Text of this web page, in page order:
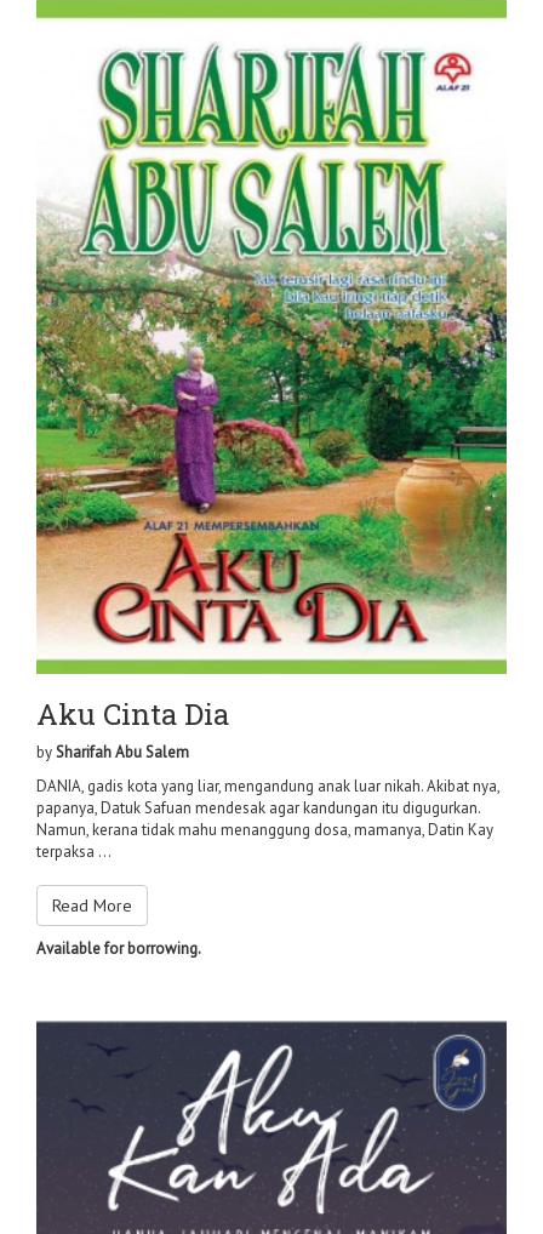
Aku Cinta Dia
bySharifah Abu Salem
DANIA, gadis kota yang liar, mengandung anak luar nikah. Akibat nya,
papanya, Datuk Safuan mendesak agar kandungan itu digugurkan.
Namun, kerana tidak mahu menanggung dosa, mamanya, Datin Kay
terpaksa ...
Read More
Available for borrowing.